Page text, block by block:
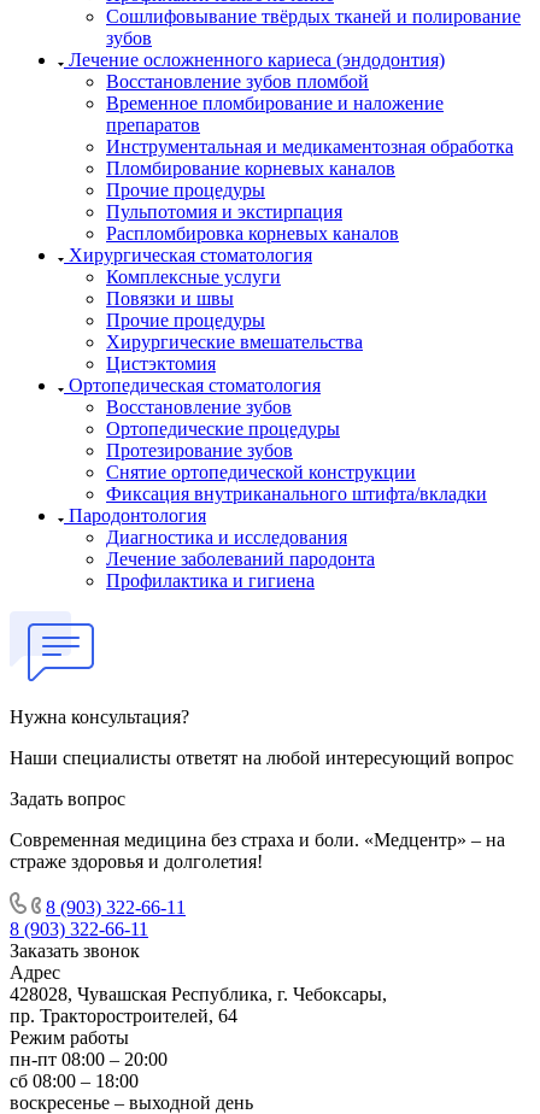
Сошлифовывание твёрдых тканей и полирование
зубов
Лечение осложненного кариеса (эндодонтия)
Восстановление зубов пломбой
Временное пломбирование и наложение
препаратов
Инструментальная и медикаментозная обработка
Пломбирование корневых каналов
Прочие процедуры
Пульпотомия и экстирпация
Распломбировка корневых каналов
Хирургическая стоматология
Комплексные услуги
Повязки и швы
Прочие процедуры
Хирургические вмешательства
Цистэктомия
Ортопедическая стоматология
Восстановление зубов
Ортопедические процедуры
Протезирование зубов
Снятие ортопедической конструкции
Фиксация внутриканального штифта/вкладки
Пародонтология
Диагностика и исследования
Лечение заболеваний пародонта
Профилактика и гигиена
Нужна консультация?
Наши специалисты ответят на любой интересующий вопрос
Задать вопрос
Современная медицина без страха и боли. «Медцентр» – на
страже здоровья и долголетия!
8 (903) 322-66-11
8 (903) 322-66-11
Заказать звонок
Адрес
428028, Чувашская Республика, г. Чебоксары,
пр. Тракторостроителей, 64
Режим работы
пн-пт 08:00 – 20:00
сб 08:00 – 18:00
воскресенье – выходной день